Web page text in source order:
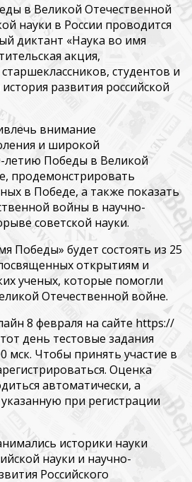
в Великой Отечественной
науки в России проводится
диктант «Наука во имя
акция,
студентов и
развития российской
внимание
и широкой
летию Победы в Великой
продемонстрировать
в Победе, а также показать
войны в научно-
советской науки.
Победы» будет состоять из 25
открытиям и
ученых, которые помогли
Отечественной войне.
8 февраля на сайте https://
день тестовые задания
мск. Чтобы принять участие в
Оценка
автоматически, а
при регистрации
историки науки
науки и научно-
Российского